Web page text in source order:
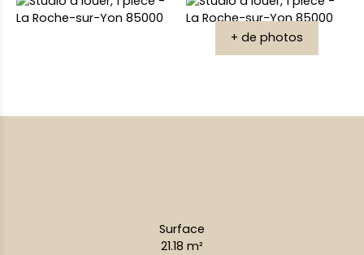
+ de photos
Surface
21.18 m²